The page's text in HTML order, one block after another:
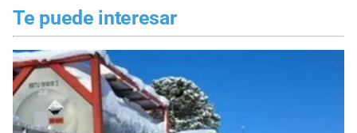
Te puede interesar